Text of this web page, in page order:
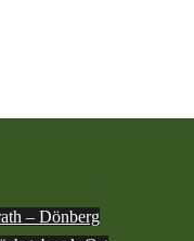
– Dönberg